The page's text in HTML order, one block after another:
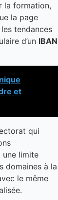
la formation,
la page
tendances
d’un IBAN
et
qui
une limite
domaines à la
le même